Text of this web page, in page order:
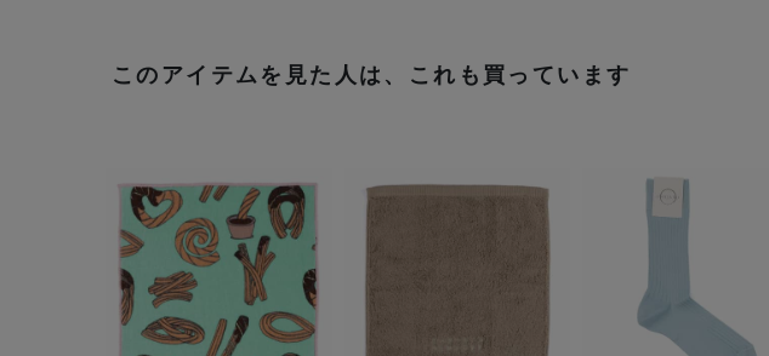
このアイテムを見た人は、これも買っています